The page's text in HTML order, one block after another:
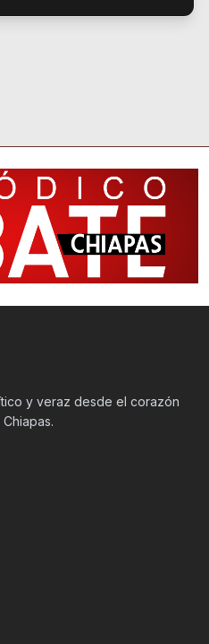
y veraz desde el corazón